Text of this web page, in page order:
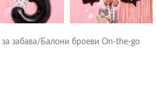
забава/ Балони броеви On-the-go